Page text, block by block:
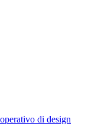
di design